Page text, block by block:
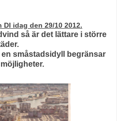
idag den 29/10 2012.
så är det lättare i större
småstadsidyll begränsar